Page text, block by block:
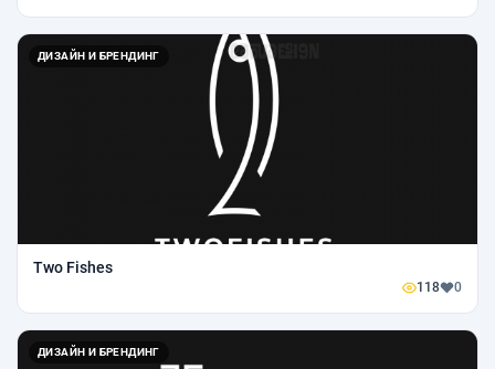
ДИЗАЙН И БРЕНДИНГ
Two Fishes
118 0
ДИЗАЙН И БРЕНДИНГ